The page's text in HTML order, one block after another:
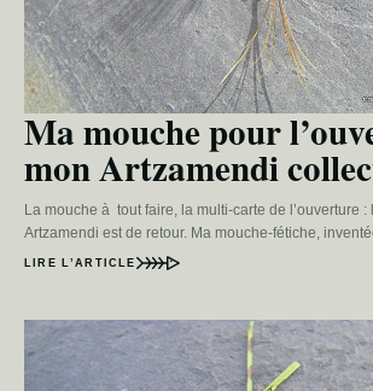
Ma mouche pour
mon Artzamendi
La mouche à tout faire, la multi-carte de l’ouverture :
Artzamendi est de retour. Ma mouche-fétiche,
LIRE L’ARTICLE